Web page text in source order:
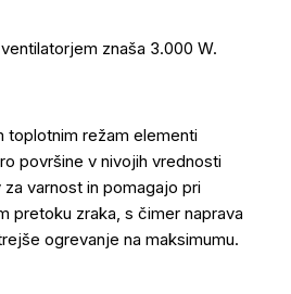
znaša 3.000 W.
toplotnim režam elementi
površine v nivojih vrednosti
varnost in pomagajo pri
pretoku zraka, s čimer naprava
ogrevanje na maksimumu.